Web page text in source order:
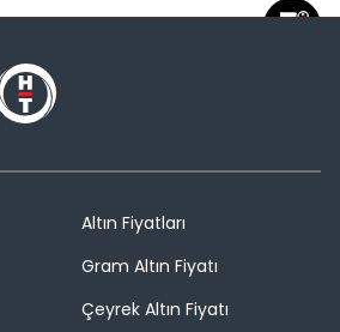
Altın Fiyatları
Gram Altın Fiyatı
Çeyrek Altın Fiyatı